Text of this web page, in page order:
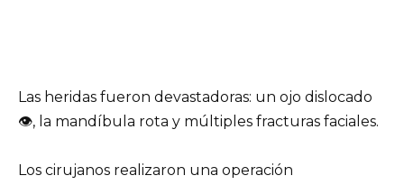
Las heridas fueron devastadoras: un ojo dislocado
👁, la mandíbula rota y múltiples fracturas faciales.
Los cirujanos realizaron una operación